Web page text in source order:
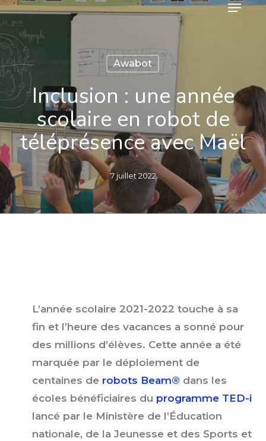
Skip
to
main
content
Awabot
Inclusion : une année
scolaire en robot de
téléprésence avec Maël
7 juillet 2022
L’année scolaire 2021-2022 touche à sa
fin et l’heure des vacances a sonné pour
des millions d’élèves. Cette année a été
marquée par le déploiement de
centaines de robots Beam® dans les
écoles bénéficiaires du programme TED-i
lancé par le Ministère de l’Éducation
nationale, de la Jeunesse et des Sports et